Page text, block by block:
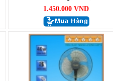
1.450.000 VND